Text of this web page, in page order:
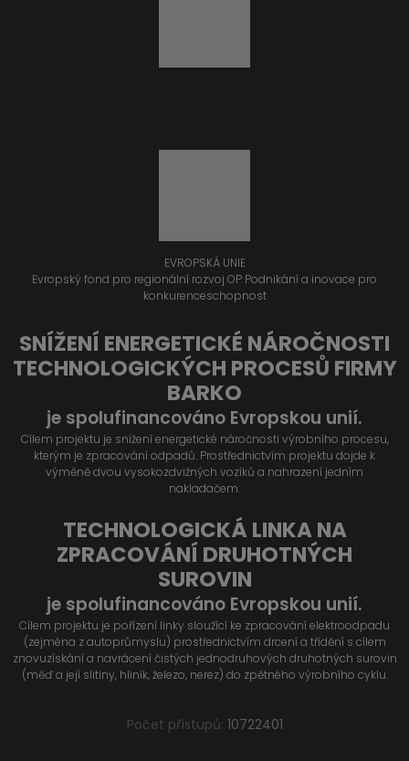
EVROPSKÁ UNIE
Evropský fond pro regionální rozvoj OP Podnikání a inovace pro
konkurenceschopnost
SNÍŽENÍ ENERGETICKÉ NÁROČNOSTI
TECHNOLOGICKÝCH PROCESŮ FIRMY
BARKO
je spolufinancováno Evropskou unií.
Cílem projektu je snížení energetické náročnosti výrobního procesu,
kterým je zpracování odpadů. Prostřednictvím projektu dojde k
výměně dvou vysokozdvižných vozíků a nahrazení jedním
nakladačem.
TECHNOLOGICKÁ LINKA NA
ZPRACOVÁNÍ DRUHOTNÝCH
SUROVIN
je spolufinancováno Evropskou unií.
Cílem projektu je pořízení linky sloužící ke zpracování elektroodpadu
(zejména z autoprůmyslu) prostřednictvím drcení a třídění s cílem
znovuzískání a navrácení čistých jednodruhových druhotných surovin
(měď a její slitiny, hliník, železo, nerez) do zpětného výrobního cyklu.
Počet přístupů: 10722401